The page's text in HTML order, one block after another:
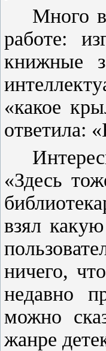
Много
работе:
книжные
«какое
ответила:
«Здесь
взял
ничего,
недавно
можно
жанре